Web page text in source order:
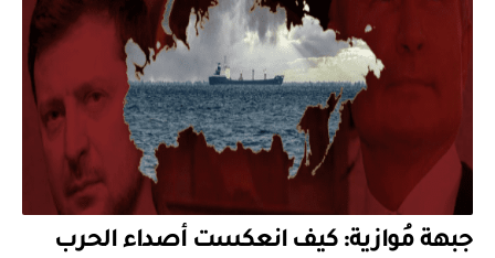
جبهة مُوازية: كيف انعكست أصداء الحرب